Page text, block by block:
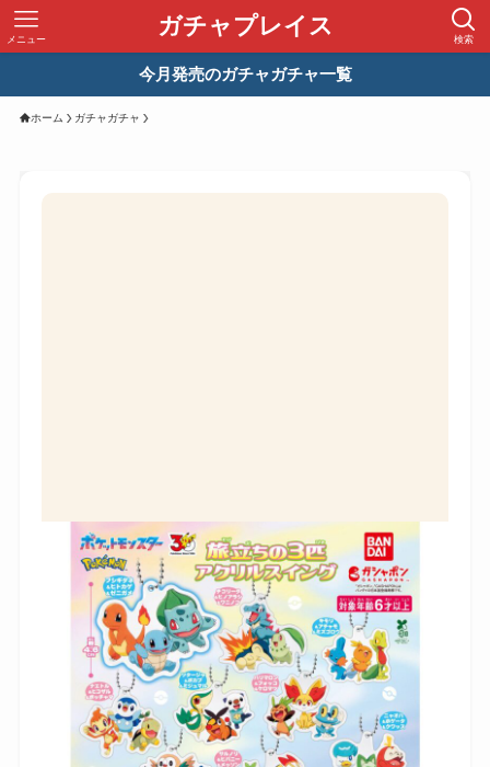
ガチャプレイス 検索
メニュー
今月発売のガチャガチャ一覧
ホーム ガチャガチャ